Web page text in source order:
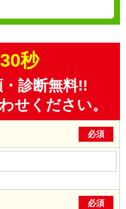
秒
診断無料!!
せください。
必須
必須